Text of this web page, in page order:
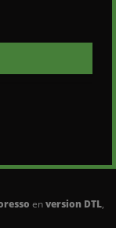
enversion DTL,